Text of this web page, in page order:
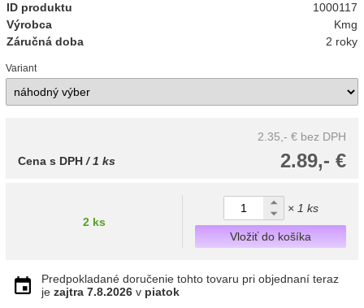
ID produktu
1000117
Výrobca
Kmg
Záručná doba
2 roky
Variant
2.35,- € bez DPH
2.89,- €
Cena s DPH / 1 ks
2 ks
× 1 ks
Vložiť do košíka
Predpokladané doručenie tohto tovaru pri objednaní teraz
je zajtra 7.8.2026 v piatok